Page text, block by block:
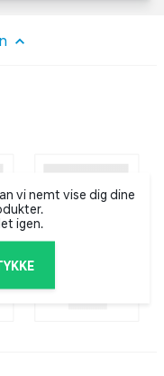
for at udleve
hvor mange
antal klodser.
vi nemt vise dig dine
igen.